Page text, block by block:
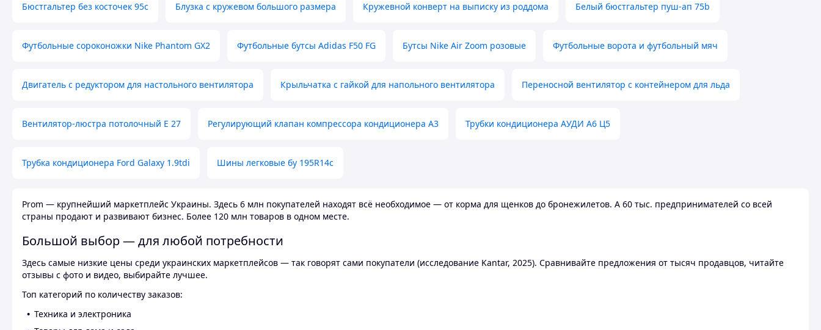
Бюстгальтер без косточек 95с Блузка с кружевом большого размера Кружевной конверт на выписку из роддома Белый бюстгальтер пуш-ап 75b
Футбольные сороконожки Nike Phantom GX2 Футбольные бутсы Adidas F50 FG Бутсы Nike Air Zoom розовые Футбольные ворота и футбольный мяч
Двигатель с редуктором для настольного вентилятора Крыльчатка с гайкой для напольного вентилятора Переносной вентилятор с контейнером для льда
Вентилятор-люстра потолочный E 27 Регулирующий клапан компрессора кондиционера А3 Трубки кондиционера АУДИ А6 Ц5
Трубка кондиционера Ford Galaxy 1.9tdi Шины легковые бу 195R14c
Prom — крупнейший маркетплейс Украины. Здесь 6 млн покупателей находят всё необходимое — от корма для щенков до бронежилетов. А 60 тыс. предпринимателей со всей
страны продают и развивают бизнес. Более 120 млн товаров в одном месте.
Большой выбор — для любой потребности
Здесь самые низкие цены среди украинских маркетплейсов — так говорят сами покупатели (исследование Kantar, 2025). Сравнивайте предложения от тысяч продавцов, читайте
отзывы с фото и видео, выбирайте лучшее.
Топ категорий по количеству заказов:
Техника и электроника